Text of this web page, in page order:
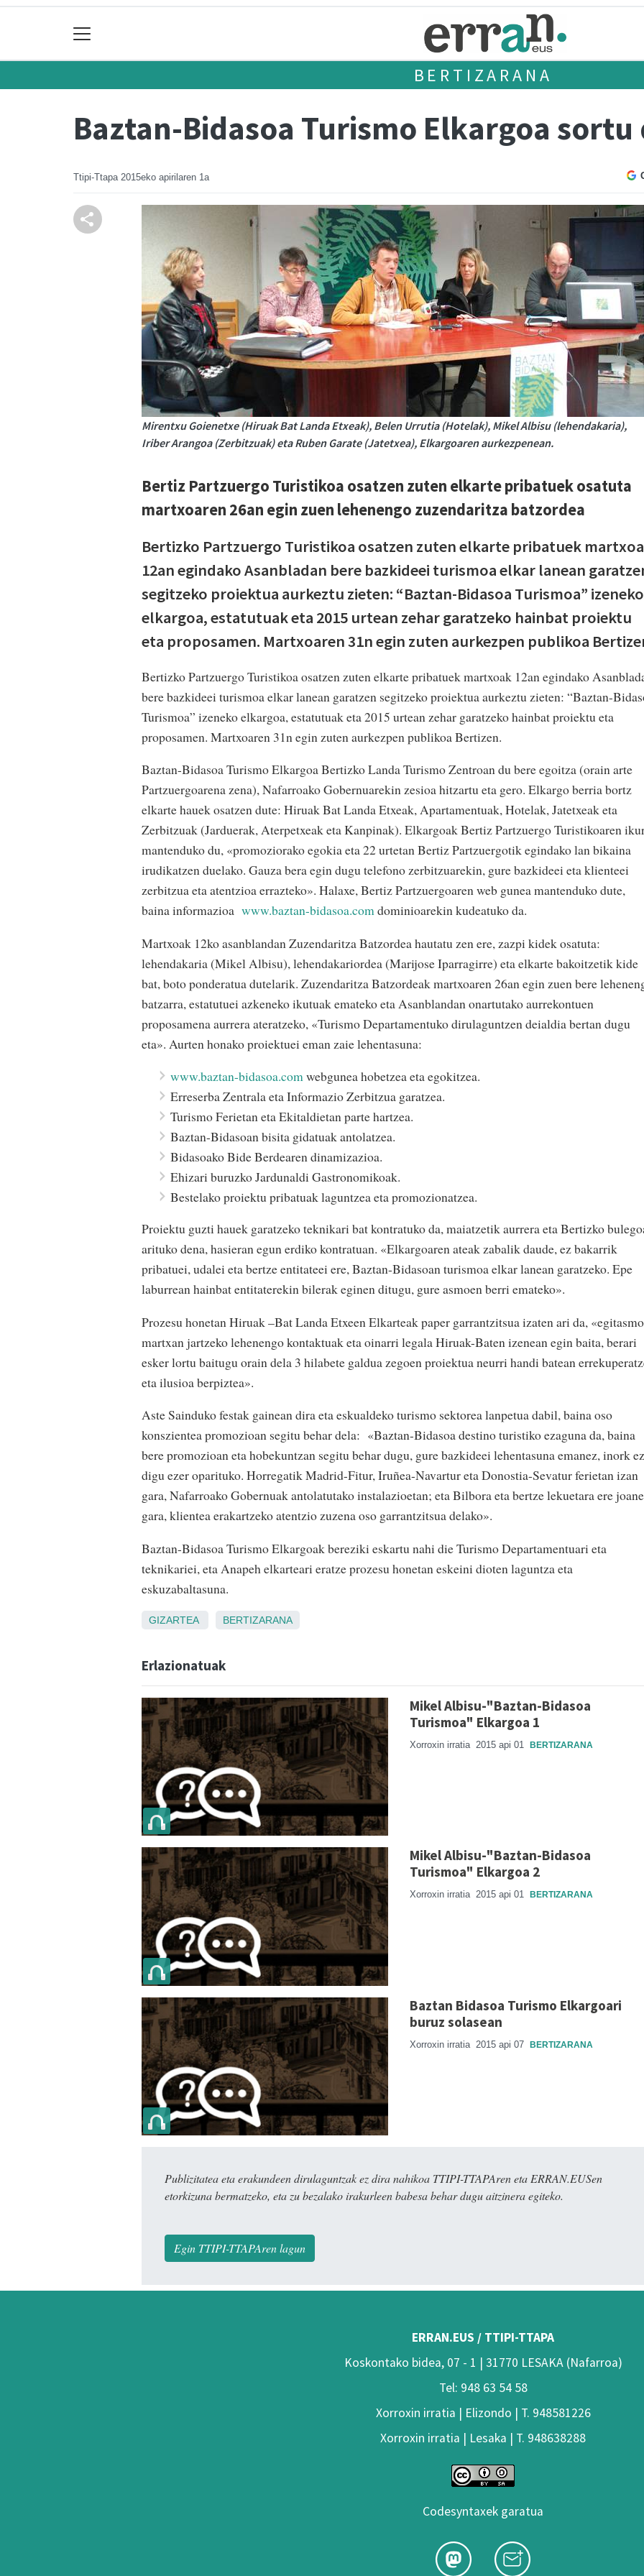
BERTIZARANA
Baztan-Bidasoa Turismo Elkargoa sortu
Ttipi-Ttapa 2015eko apirilaren 1a
Mirentxu Goienetxe (Hiruak Bat Landa Etxeak), Belen Urrutia (Hotelak), Mikel Albisu (lehendakaria),
Iriber Arangoa (Zerbitzuak) eta Ruben Garate (Jatetxea), Elkargoaren aurkezpenean.
Bertiz Partzuergo Turistikoa osatzen zuten elkarte pribatuek osatuta
martxoaren 26an egin zuen lehenengo zuzendaritza batzordea
Bertizko Partzuergo Turistikoa osatzen zuten elkarte pribatuek
12an egindako Asanbladan bere bazkideei turismoa elkar lanean
segitzeko proiektua aurkeztu zieten: “Baztan-Bidasoa Turismoa” izeneko
elkargoa, estatutuak eta 2015 urtean zehar garatzeko hainbat proiektu
eta proposamen. Martxoaren 31n egin zuten aurkezpen publikoa
Bertizko Partzuergo Turistikoa osatzen zuten elkarte pribatuek martxoak 12an egindako
bere bazkideei turismoa elkar lanean garatzen segitzeko proiektua aurkeztu zieten: “Baztan-
Turismoa” izeneko elkargoa, estatutuak eta 2015 urtean zehar garatzeko hainbat proiektu eta
proposamen. Martxoaren 31n egin zuten aurkezpen publikoa Bertizen.
Baztan-Bidasoa Turismo Elkargoa Bertizko Landa Turismo Zentroan du bere egoitza (orain arte
Partzuergoarena zena), Nafarroako Gobernuarekin zesioa hitzartu eta gero. Elkargo berria bortz
elkarte hauek osatzen dute: Hiruak Bat Landa Etxeak, Apartamentuak, Hotelak, Jatetxeak eta
Zerbitzuak (Jarduerak, Aterpetxeak eta Kanpinak). Elkargoak Bertiz Partzuergo Turistikoaren
mantenduko du, «promoziorako egokia eta 22 urtetan Bertiz Partzuergotik egindako lan bikaina
irudikatzen duelako. Gauza bera egin dugu telefono zerbitzuarekin, gure bazkideei eta klienteei
zerbitzua eta atentzioa errazteko». Halaxe, Bertiz Partzuergoaren web gunea mantenduko dute,
baina informazioa www.baztan-bidasoa.comdominioarekin kudeatuko da.
Martxoak 12ko asanblandan Zuzendaritza Batzordea hautatu zen ere, zazpi kidek osatuta:
lehendakaria (Mikel Albisu), lehendakariordea (Marijose Iparragirre) eta elkarte bakoitzetik kide
bat, boto ponderatua dutelarik. Zuzendaritza Batzordeak martxoaren 26an egin zuen bere
batzarra, estatutuei azkeneko ikutuak emateko eta Asanblandan onartutako aurrekontuen
proposamena aurrera ateratzeko, «Turismo Departamentuko dirulaguntzen deialdia bertan dugu
eta». Aurten honako proiektuei eman zaie lehentasuna:
www.baztan-bidasoa.comwebgunea hobetzea eta egokitzea.
Erreserba Zentrala eta Informazio Zerbitzua garatzea.
Turismo Ferietan eta Ekitaldietan parte hartzea.
Baztan-Bidasoan bisita gidatuak antolatzea.
Bidasoako Bide Berdearen dinamizazioa.
Ehizari buruzko Jardunaldi Gastronomikoak.
Bestelako proiektu pribatuak laguntzea eta promozionatzea.
Proiektu guzti hauek garatzeko teknikari bat kontratuko da, maiatzetik aurrera eta Bertizko
arituko dena, hasieran egun erdiko kontratuan. «Elkargoaren ateak zabalik daude, ez bakarrik
pribatuei, udalei eta bertze entitateei ere, Baztan-Bidasoan turismoa elkar lanean garatzeko. Epe
laburrean hainbat entitaterekin bilerak eginen ditugu, gure asmoen berri emateko».
Prozesu honetan Hiruak –Bat Landa Etxeen Elkarteak paper garrantzitsua izaten ari da,
martxan jartzeko lehenengo kontaktuak eta oinarri legala Hiruak-Baten izenean egin baita, berari
esker lortu baitugu orain dela 3 hilabete galdua zegoen proiektua neurri handi batean
eta ilusioa berpiztea».
Aste Sainduko festak gainean dira eta eskualdeko turismo sektorea lanpetua dabil, baina oso
konszientea promozioan segitu behar dela: «Baztan-Bidasoa destino turistiko ezaguna da, baina
bere promozioan eta hobekuntzan segitu behar dugu, gure bazkideei lehentasuna emanez, inork ez
digu ezer oparituko. Horregatik Madrid-Fitur, Iruñea-Navartur eta Donostia-Sevatur ferietan izan
gara, Nafarroako Gobernuak antolatutako instalazioetan; eta Bilbora eta bertze lekuetara ere
gara, klientea erakartzeko atentzio zuzena oso garrantzitsua delako».
Baztan-Bidasoa Turismo Elkargoak bereziki eskartu nahi die Turismo Departamentuari eta
teknikariei, eta Anapeh elkarteari eratze prozesu honetan eskeini dioten laguntza eta
eskuzabaltasuna.
GIZARTEA BERTIZARANA
Erlazionatuak
Mikel Albisu-"Baztan-Bidasoa
Turismoa" Elkargoa 1
Xorroxin irratia 2015 api 01 BERTIZARANA
Mikel Albisu-"Baztan-Bidasoa
Turismoa" Elkargoa 2
Xorroxin irratia 2015 api 01 BERTIZARANA
Baztan Bidasoa Turismo Elkargoari
buruz solasean
Xorroxin irratia 2015 api 07 BERTIZARANA
Publizitatea eta erakundeen dirulaguntzak ez dira nahikoa TTIPI-TTAPAren eta ERRAN.EUSen
etorkizuna bermatzeko, eta zu bezalako irakurleen babesa behar dugu aitzinera egiteko.
Egin TTIPI-TTAPAren lagun
ERRAN.EUS / TTIPI-TTAPA
Koskontako bidea, 07 - 1 | 31770 LESAKA (Nafarroa)
Tel: 948 63 54 58
Xorroxin irratia | Elizondo | T. 948581226
Xorroxin irratia | Lesaka | T. 948638288
Codesyntaxek garatua